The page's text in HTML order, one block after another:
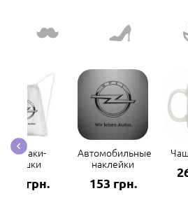
Рюкзаки-
мешки
298 грн.
Автомобильные
наклейки
153 грн.